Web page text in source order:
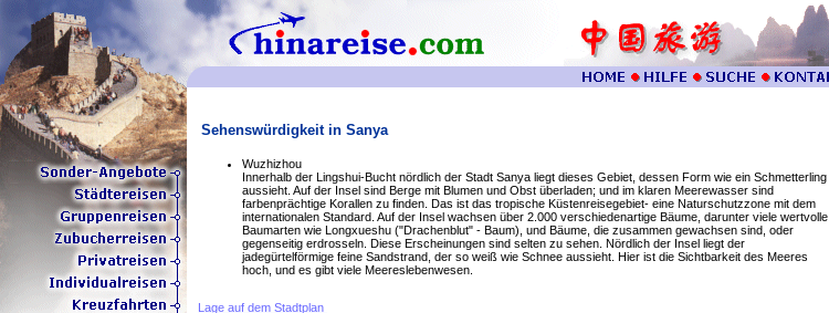
Sehenswürdigkeit in Sanya
Wuzhizhou
Innerhalb der Lingshui-Bucht nördlich der Stadt Sanya liegt dieses Gebiet, dessen Form wie ein Schmetterling
aussieht. Auf der Insel sind Berge mit Blumen und Obst überladen; und im klaren Meerewasser sind
farbenprächtige Korallen zu finden. Das ist das tropische Küstenreisegebiet- eine Naturschutzzone mit dem
internationalen Standard. Auf der Insel wachsen über 2.000 verschiedenartige Bäume, darunter viele wertvolle
Baumarten wie Longxueshu ("Drachenblut" - Baum), und Bäume, die zusammen gewachsen sind, oder
gegenseitig erdrosseln. Diese Erscheinungen sind selten zu sehen. Nördlich der Insel liegt der
jadegürtelförmige feine Sandstrand, der so weiß wie Schnee aussieht. Hier ist die Sichtbarkeit des Meeres
hoch, und es gibt viele Meereslebenwesen.
Lage auf dem Stadtplan